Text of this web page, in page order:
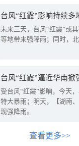
台风“红霞”影响持续
未来三天，台风“红霞”或
等地带来强降雨；同时，
台风“红霞”逼近华南
受台风“红霞”影响，今天
特大暴雨；明天，【湖南
现强降雨。
查看更多>>